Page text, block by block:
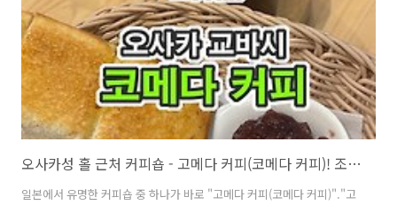
시한 메뉴를 주문했습니다.히레카츠동(ヒレカツ丼)1200엔 (약 1.2만
원)그런데 이게 생각보다 양이 ..
오사카성 홀 근처 커피숍 - 고메다 커피(코메다 커피)! 조식으로도 좋아요.
일본에서 유명한 커피숍 중 하나가 바로 "고메다 커피(코메다 커피)"."고